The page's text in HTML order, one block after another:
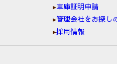
車庫証明申請
管理会社をお探し
採用情報